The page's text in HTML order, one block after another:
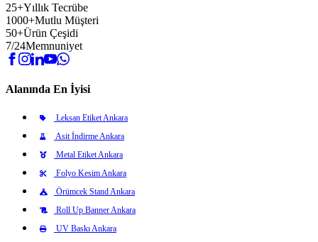
25+Yıllık Tecrübe
1000+Mutlu Müşteri
50+Ürün Çeşidi
7/24Memnuniyet
Alanında En İyisi
Leksan Etiket Ankara
Asit İndirme Ankara
Metal Etiket Ankara
Folyo Kesim Ankara
Örümcek Stand Ankara
Roll Up Banner Ankara
UV Baskı Ankara